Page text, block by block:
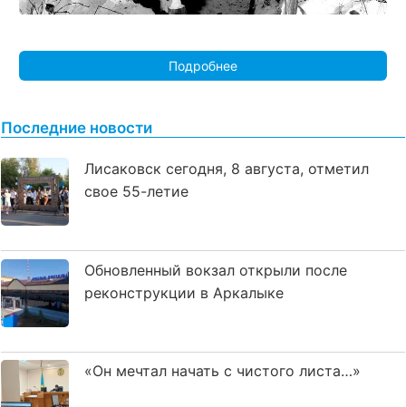
Подробнее
Последние новости
Лисаковск сегодня, 8 августа, отметил
свое 55-летие
Обновленный вокзал открыли после
реконструкции в Аркалыке
«Он мечтал начать с чистого листа…»